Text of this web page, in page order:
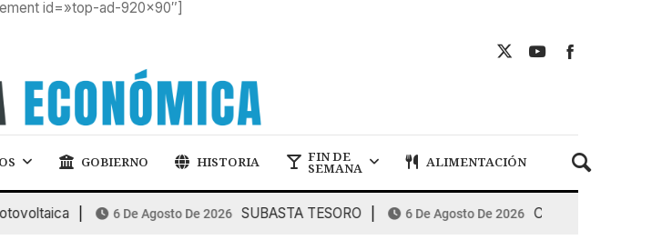
id=»top-ad-920×90″]
GOBIERNO HISTORIA FIN DE
SEMANA ALIMENTACIÓN
6 De Agosto De 2026 SUBASTA TESORO 6 De Agosto De 2026 COMBUSTIBLES: la